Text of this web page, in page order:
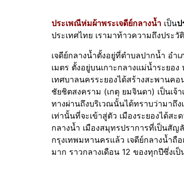
ประเพณีห่มผ้าพระเจดีย์กลางน้ำ เป็นป
ประเทศไทย เรามาท้าวความถึงประ
เจดีย์กลางน้ำตั้งอยู่ที่ตำบลปากน้ำ อำ
เมตร ตั้งอยู่บนเกาะกลางแม่น้ำระยอ
เทศบาลนครระยองได้สร้างสะพานค
ชัยชิตสงคราม (เกตุ ยมจินดา) เป็นเจ้
ทางผ่านถึงบริเวณนั้นได้ทราบว่ามาถึ
เท่านั้นที่จะเข้าสู่ตัว เมืองระยองได้ส
กลางน้ำ เมืองสมุทรปราการที่เป็นสั
กรุงเทพมหานครแล้ว เจดีย์กลางน้ำถื
มาก ราวกลางเดือน 12 ของทุกปีซึ่งเ